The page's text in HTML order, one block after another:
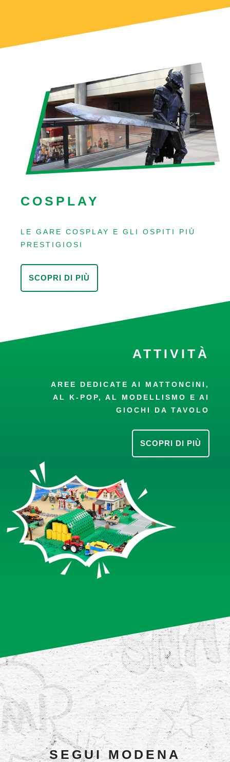
COSPLAY
LE GARE COSPLAY E GLI OSPITI PIÙ
PRESTIGIOSI
SCOPRI DI PIÙ
ATTIVITÀ
AREE DEDICATE AI MATTONCINI,
AL K-POP, AL MODELLISMO E AI
GIOCHI DA TAVOLO
SCOPRI DI PIÙ
SEGUI MODENA